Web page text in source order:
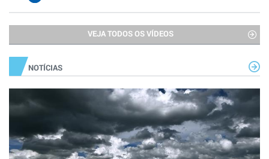
VEJA TODOS OS VÍDEOS
NOTÍCIAS